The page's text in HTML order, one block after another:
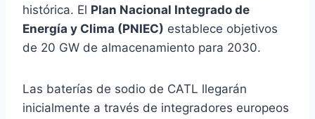
histórica. El Plan Nacional Integrado de
Energía y Clima (PNIEC) establece objetivos
de 20 GW de almacenamiento para 2030.
Las baterías de sodio de CATL llegarán
inicialmente a través de integradores europeos